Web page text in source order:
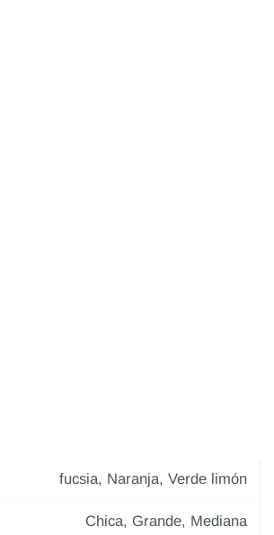
fucsia, Naranja, Verde limón
Chica, Grande, Mediana